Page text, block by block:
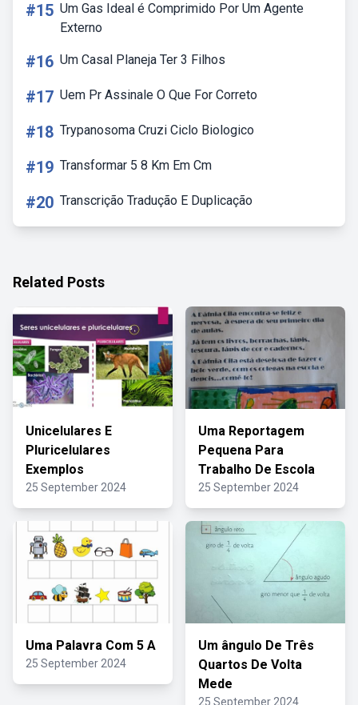
#15 Um Gas Ideal é Comprimido Por Um Agente
Externo
#16 Um Casal Planeja Ter 3 Filhos
#17 Uem Pr Assinale O Que For Correto
#18 Trypanosoma Cruzi Ciclo Biologico
#19 Transformar 5 8 Km Em Cm
#20 Transcrição Tradução E Duplicação
Related Posts
Unicelulares E
Pluricelulares
Exemplos
25 September 2024
Uma Reportagem
Pequena Para
Trabalho De Escola
25 September 2024
Uma Palavra Com 5 A
25 September 2024
Um ângulo De Três
Quartos De Volta
Mede
25 September 2024